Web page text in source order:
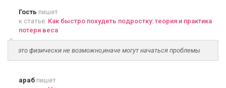
Гость пишет
к статье: Как быстро похудеть подростку: теория и практика
потери веса
это физически не возможно,иначе могут начаться проблемы
араб пишет